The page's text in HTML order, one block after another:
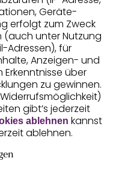
Geräte-
erfolgt zum Zweck
(auch unter Nutzung
Adressen), für
Anzeigen- und
über
zu gewinnen.
gibt’s jederzeit
ablehnen kannst
ablehnen.